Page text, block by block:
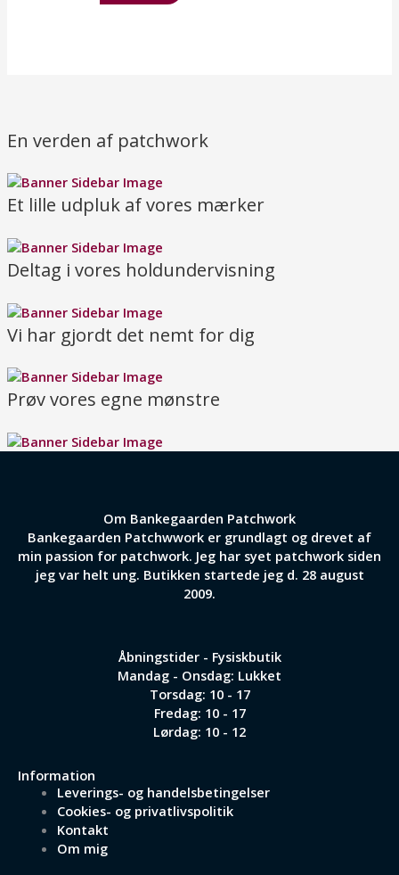
En verden af patchwork
Et lille udpluk af vores mærker
Deltag i vores holdundervisning
Vi har gjordt det nemt for dig
Prøv vores egne mønstre
Om Bankegaarden Patchwork
Bankegaarden Patchwwork er grundlagt og drevet af
min passion for patchwork. Jeg har syet patchwork siden
jeg var helt ung. Butikken startede jeg d. 28 august
2009.
Åbningstider - Fysiskbutik
Mandag - Onsdag: Lukket
Torsdag: 10 - 17
Fredag: 10 - 17
Lørdag: 10 - 12
Information
Leverings- og handelsbetingelser
Cookies- og privatlivspolitik
Kontakt
Om mig